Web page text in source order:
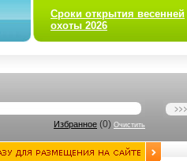
Сроки открытия весенней
охоты 2026
Избранное (0) Очистить